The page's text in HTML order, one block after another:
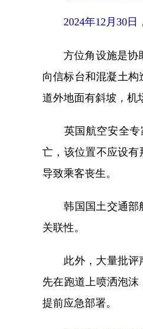
2024年12月30
方位角设施是协助
向信标台和混凝土
道外地面有斜坡，机
英国航空安全专家
亡，该位置不应设
导致乘客丧生。
韩国国土交通部航
关联性。
此外，大量批评声
先在跑道上喷洒泡
提前应急部署。